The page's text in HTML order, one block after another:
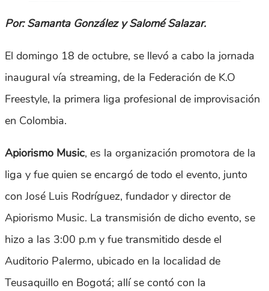
Por: Samanta González y Salomé Salazar.
El domingo 18 de octubre, se llevó a cabo la jornada
inaugural vía streaming, de la Federación de K.O
Freestyle, la primera liga profesional de improvisación
en Colombia.
Apiorismo Music, es la organización promotora de la
liga y fue quien se encargó de todo el evento, junto
con José Luis Rodríguez, fundador y director de
Apiorismo Music. La transmisión de dicho evento, se
hizo a las 3:00 p.m y fue transmitido desde el
Auditorio Palermo, ubicado en la localidad de
Teusaquillo en Bogotá; allí se contó con la